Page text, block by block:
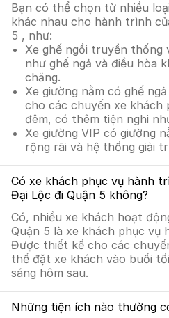
Bạn có thể chọn từ nhiều
khác nhau cho hành trình
5 , như:
Xe ghế ngồi truyền thống
như ghế ngả và điều hòa
chăng.
Xe giường nằm có ghế
cho các chuyến xe khách
đêm, có thêm tiện nghi
Xe giường VIP có giường
rộng rãi và hệ thống giải
Có xe khách phục vụ hành
Đại Lộc đi Quận 5 không?
Có, nhiều xe khách hoạt
Quận 5 là xe khách phục vụ
Được thiết kế cho các
thể đặt xe khách vào buổi
sáng hôm sau.
Những tiện ích nào thường